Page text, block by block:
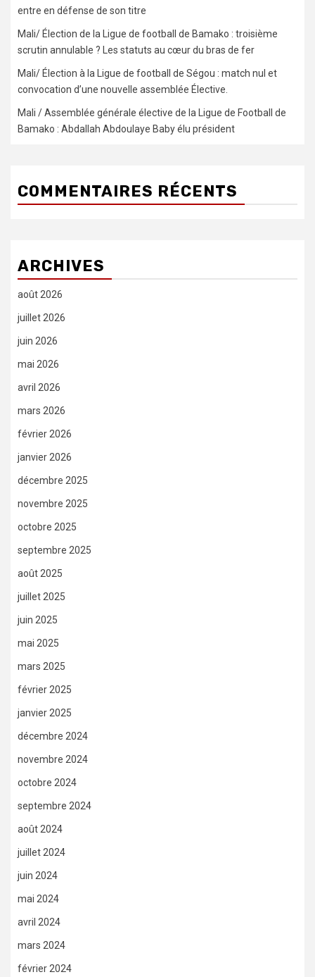
entre en défense de son titre
Mali/ Élection de la Ligue de football de Bamako : troisième
scrutin annulable ? Les statuts au cœur du bras de fer
Mali/ Élection à la Ligue de football de Ségou : match nul et
convocation d’une nouvelle assemblée Élective.
Mali / Assemblée générale élective de la Ligue de Football de
Bamako : Abdallah Abdoulaye Baby élu président
COMMENTAIRES RÉCENTS
ARCHIVES
août 2026
juillet 2026
juin 2026
mai 2026
avril 2026
mars 2026
février 2026
janvier 2026
décembre 2025
novembre 2025
octobre 2025
septembre 2025
août 2025
juillet 2025
juin 2025
mai 2025
mars 2025
février 2025
janvier 2025
décembre 2024
novembre 2024
octobre 2024
septembre 2024
août 2024
juillet 2024
juin 2024
mai 2024
avril 2024
mars 2024
février 2024